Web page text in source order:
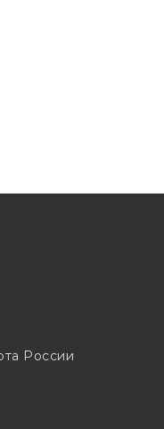
России